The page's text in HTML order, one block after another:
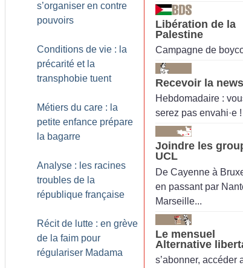
s’organiser en contre
pouvoirs
Conditions de vie : la
précarité et la
transphobie tuent
Métiers du care : la
petite enfance prépare
la bagarre
Analyse : les racines
troubles de la
république française
Récit de lutte : en grève
de la faim pour
régulariser Madama
Libération de la
Palestine
Campagne de
Recevoir la
Hebdomadaire :
serez pas envahi·e !
Joindre les
UCL
De Cayenne à
en passant par
Marseille...
Le mensuel
Alternative
s’abonner, accéder